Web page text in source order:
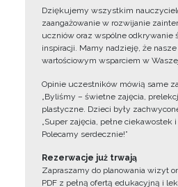
Dziękujemy wszystkim
zaangażowanie w rozwijanie
uczniów oraz wspólne odkrywanie
inspiracji. Mamy nadzieję, że
wartościowym wsparciem w
Opinie uczestników mówią same
„Byliśmy – świetne zajęcia,
plastyczne. Dzieci były
„Super zajęcia, pełne ciekawostek
Polecamy serdecznie!”
Rezerwacje już trwają
Zapraszamy do planowania wizyt
PDF z pełną ofertą edukacyjną i